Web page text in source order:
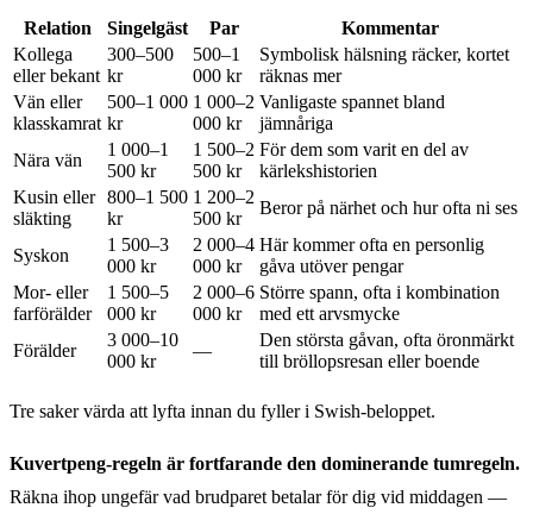
Relation Singelgäst Par
Kommentar
Kollega
eller bekant
300–500
kr
500–1
000 kr
Symbolisk hälsning räcker, kortet
räknas mer
Vän eller
klasskamrat
500–1 000
kr
1 000–2
000 kr
Vanligaste spannet bland
jämnåriga
Nära vän
1 000–1
500 kr
1 500–2
500 kr
För dem som varit en del av
kärlekshistorien
Kusin eller
släkting
800–1 500
kr
1 200–2
500 kr
Beror på närhet och hur ofta ni ses
Syskon
1 500–3
000 kr
2 000–4
000 kr
Här kommer ofta en personlig
gåva utöver pengar
Mor- eller
farförälder
1 500–5
000 kr
2 000–6
000 kr
Större spann, ofta i kombination
med ett arvsmycke
Förälder
3 000–10
000 kr
—
Den största gåvan, ofta öronmärkt
till bröllopsresan eller boende
Tre saker värda att lyfta innan du fyller i Swish-beloppet.
Kuvertpeng-regeln är fortfarande den dominerande tumregeln.
Räkna ihop ungefär vad brudparet betalar för dig vid middagen —